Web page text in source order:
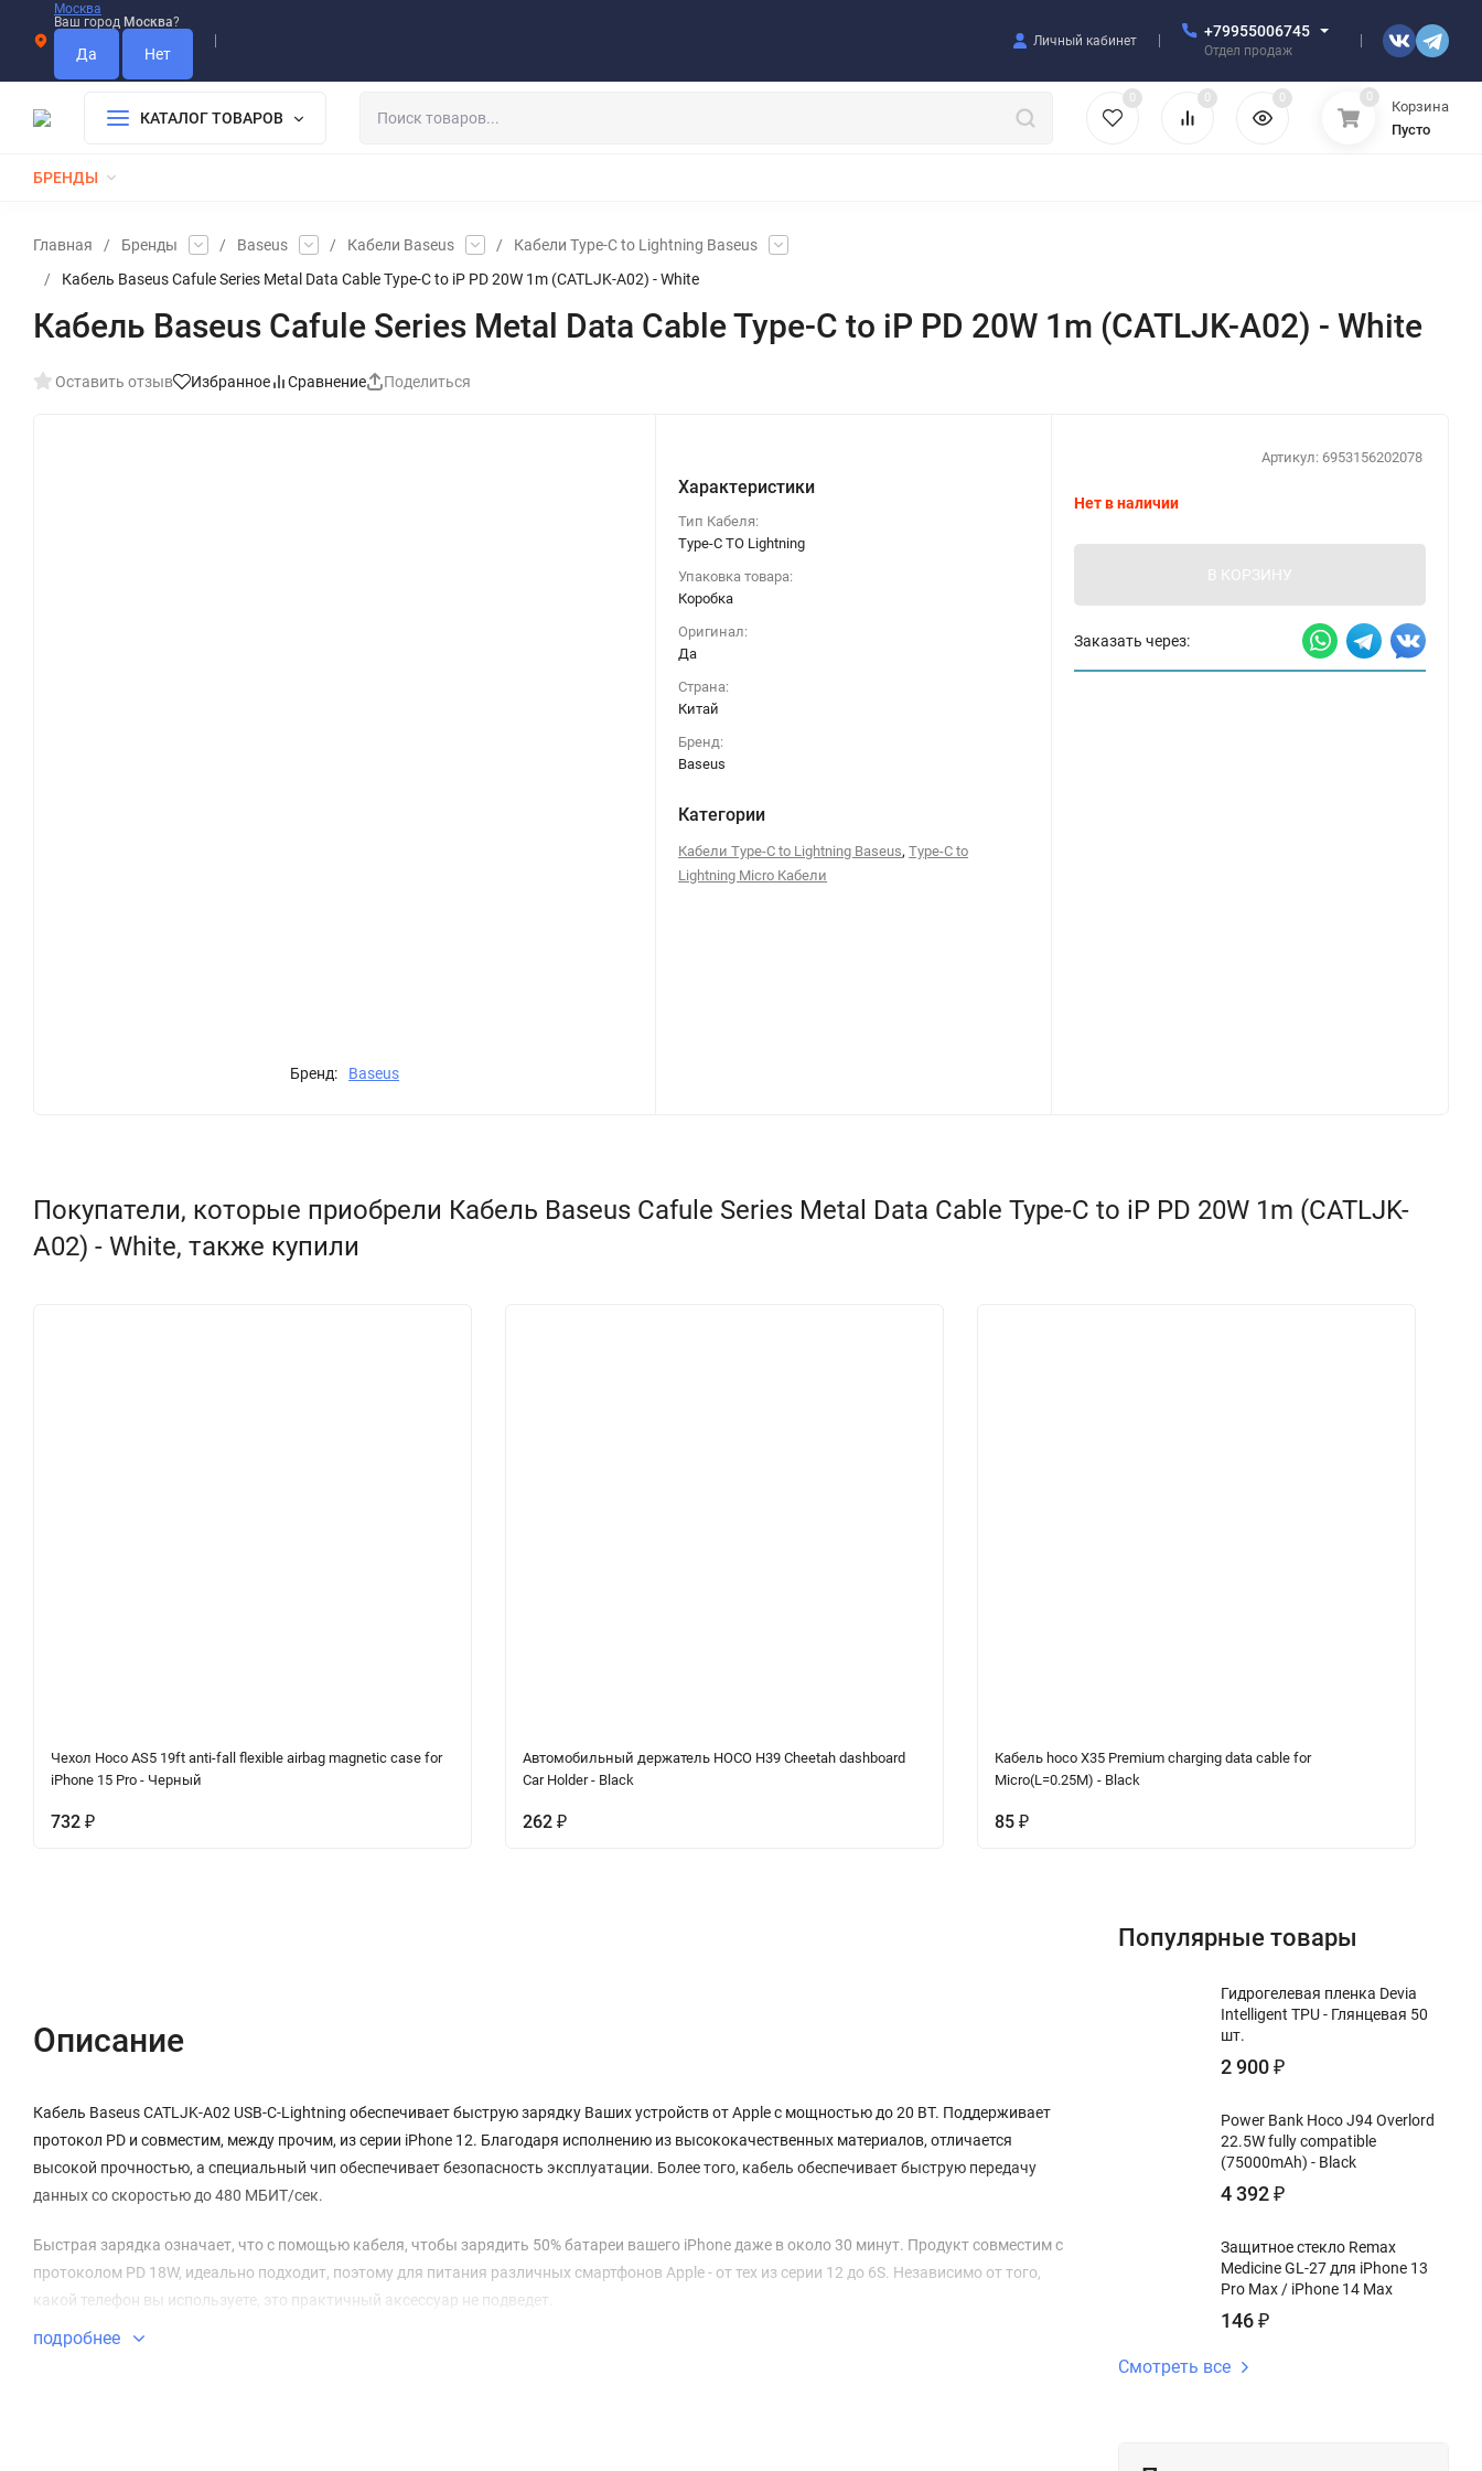
Москва
Ваш город Москва?
Личный кабинет
+79955006745
Отдел продаж
КАТАЛОГ ТОВАРОВ
0 0 0 0
Корзина
Пусто
БРЕНДЫ
Главная / Бренды / Baseus / Кабели Baseus /
Кабели Type-C to Lightning Baseus
/
Кабель Baseus Cafule Series Metal Data Cable Type-C to iP PD 20W 1m (CATLJK-A02) - White
Кабель Baseus Cafule Series Metal Data Cable Type-C to iP PD 20W 1m (CATLJK-A02) - White
Оставить отзыв Избранное Сравнение Поделиться
Бренд: Baseus
Характеристики
Тип Кабеля:
Type-C TO Lightning
Упаковка товара:
Коробка
Оригинал:
Да
Страна:
Китай
Бренд:
Baseus
Категории
Кабели Type-C to Lightning Baseus,Type-C to
Lightning Micro Кабели
Артикул: 6953156202078
Нет в наличии
В КОРЗИНУ
Заказать через:
Покупатели, которые приобрели Кабель Baseus Cafule Series Metal Data Cable Type-C to iP PD 20W 1m (CATLJK-
A02) - White, также купили
Чехол Hoco AS5 19ft anti-fall flexible airbag magnetic case for
iPhone 15 Pro - Черный
732 ₽
Автомобильный держатель HOCO H39 Cheetah dashboard
Car Holder - Black
262 ₽
Кабель hoco X35 Premium charging data cable for
Micro(L=0.25M) - Black
85 ₽
Описание
Кабель Baseus CATLJK-A02 USB-C-Lightning обеспечивает быструю зарядку Ваших устройств от Apple с мощностью до 20 ВТ. Поддерживает
протокол PD и совместим, между прочим, из серии iPhone 12. Благодаря исполнению из высококачественных материалов, отличается
высокой прочностью, а специальный чип обеспечивает безопасность эксплуатации. Более того, кабель обеспечивает быструю передачу
данных со скоростью до 480 МБИТ/сек.
Быстрая зарядка означает, что с помощью кабеля, чтобы зарядить 50% батареи вашего iPhone даже в около 30 минут. Продукт совместим с
протоколом PD 18W, идеально подходит, поэтому для питания различных смартфонов Apple - от тех из серии 12 до 6S. Независимо от того,
какой телефон вы используете, это практичный аксессуар не подведет.
Температура разъемов кабеля сохраняется на постоянном уровне, так что вам не нужно опасаться их перегрева и повреждения
подробнее
Популярные товары
Гидрогелевая пленка Devia
Intelligent TPU - Глянцевая 50
шт.
2 900₽
Power Bank Hoco J94 Overlord
22.5W fully compatible
(75000mAh) - Black
4 392₽
Защитное стекло Remax
Medicine GL-27 для iPhone 13
Pro Max / iPhone 14 Max
146₽
Смотреть все